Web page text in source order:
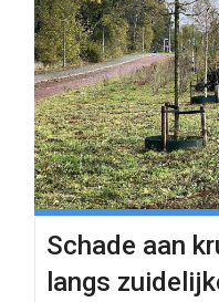
Schade aan
langs